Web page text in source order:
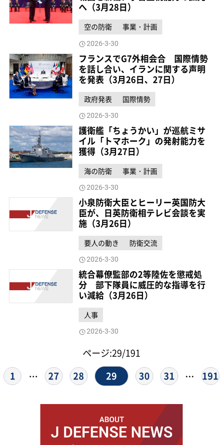
へ（3月28日）
空の防衛 事業・計画
2026-3-30
フランスでG7外相会合 国際情勢
を話し合い、イランに関する声明
を発表（3月26日、27日）
政府発表 国際情勢
2026-3-30
護衛艦「ちょうかい」が巡航ミサ
イル「トマホーク」の発射能力を
獲得（3月27日）
海の防衛 事業・計画
2026-3-30
小泉防衛大臣とヒーリー英国防大
臣が、日英防衛相テレビ会談を実
施（3月26日）
要人の動き 防衛交流
2026-3-30
統合幕僚監部の2等陸佐を懲戒処
分 部下隊員に威圧的な指導を行
い減給（3月26日）
人事
2026-3-30
ページ:29/191
1
… 27 28 29 30 31 … 191